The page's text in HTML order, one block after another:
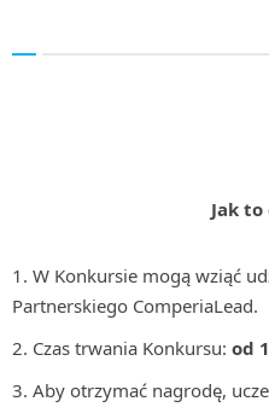
Jak to
W Konkursie mogą wziąć
Partnerskiego ComperiaLead.
Czas trwania Konkursu: od
Aby otrzymać nagrodę,